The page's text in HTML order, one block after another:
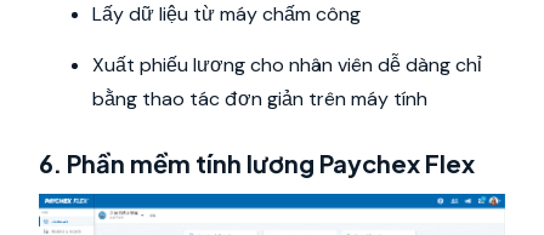
Lấy dữ liệu từ máy chấm công
Xuất phiếu lương cho nhân viên dễ dàng chỉ
bằng thao tác đơn giản trên máy tính
6. Phần mềm tính lương Paychex Flex